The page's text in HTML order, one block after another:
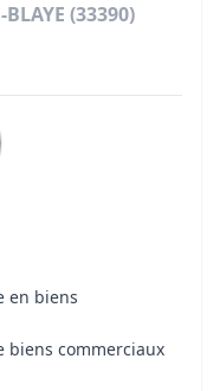
(33390)
en biens
biens commerciaux